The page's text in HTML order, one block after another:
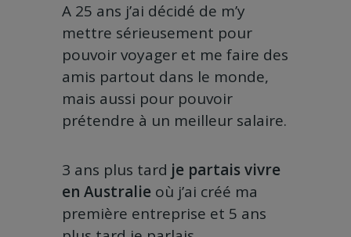
A 25 ans j’ai décidé de m’y
mettre sérieusement pour
pouvoir voyager et me faire des
amis partout dans le monde,
mais aussi pour pouvoir
prétendre à un meilleur salaire.
3 ans plus tard je partais vivre
en Australie où j’ai créé ma
première entreprise et 5 ans